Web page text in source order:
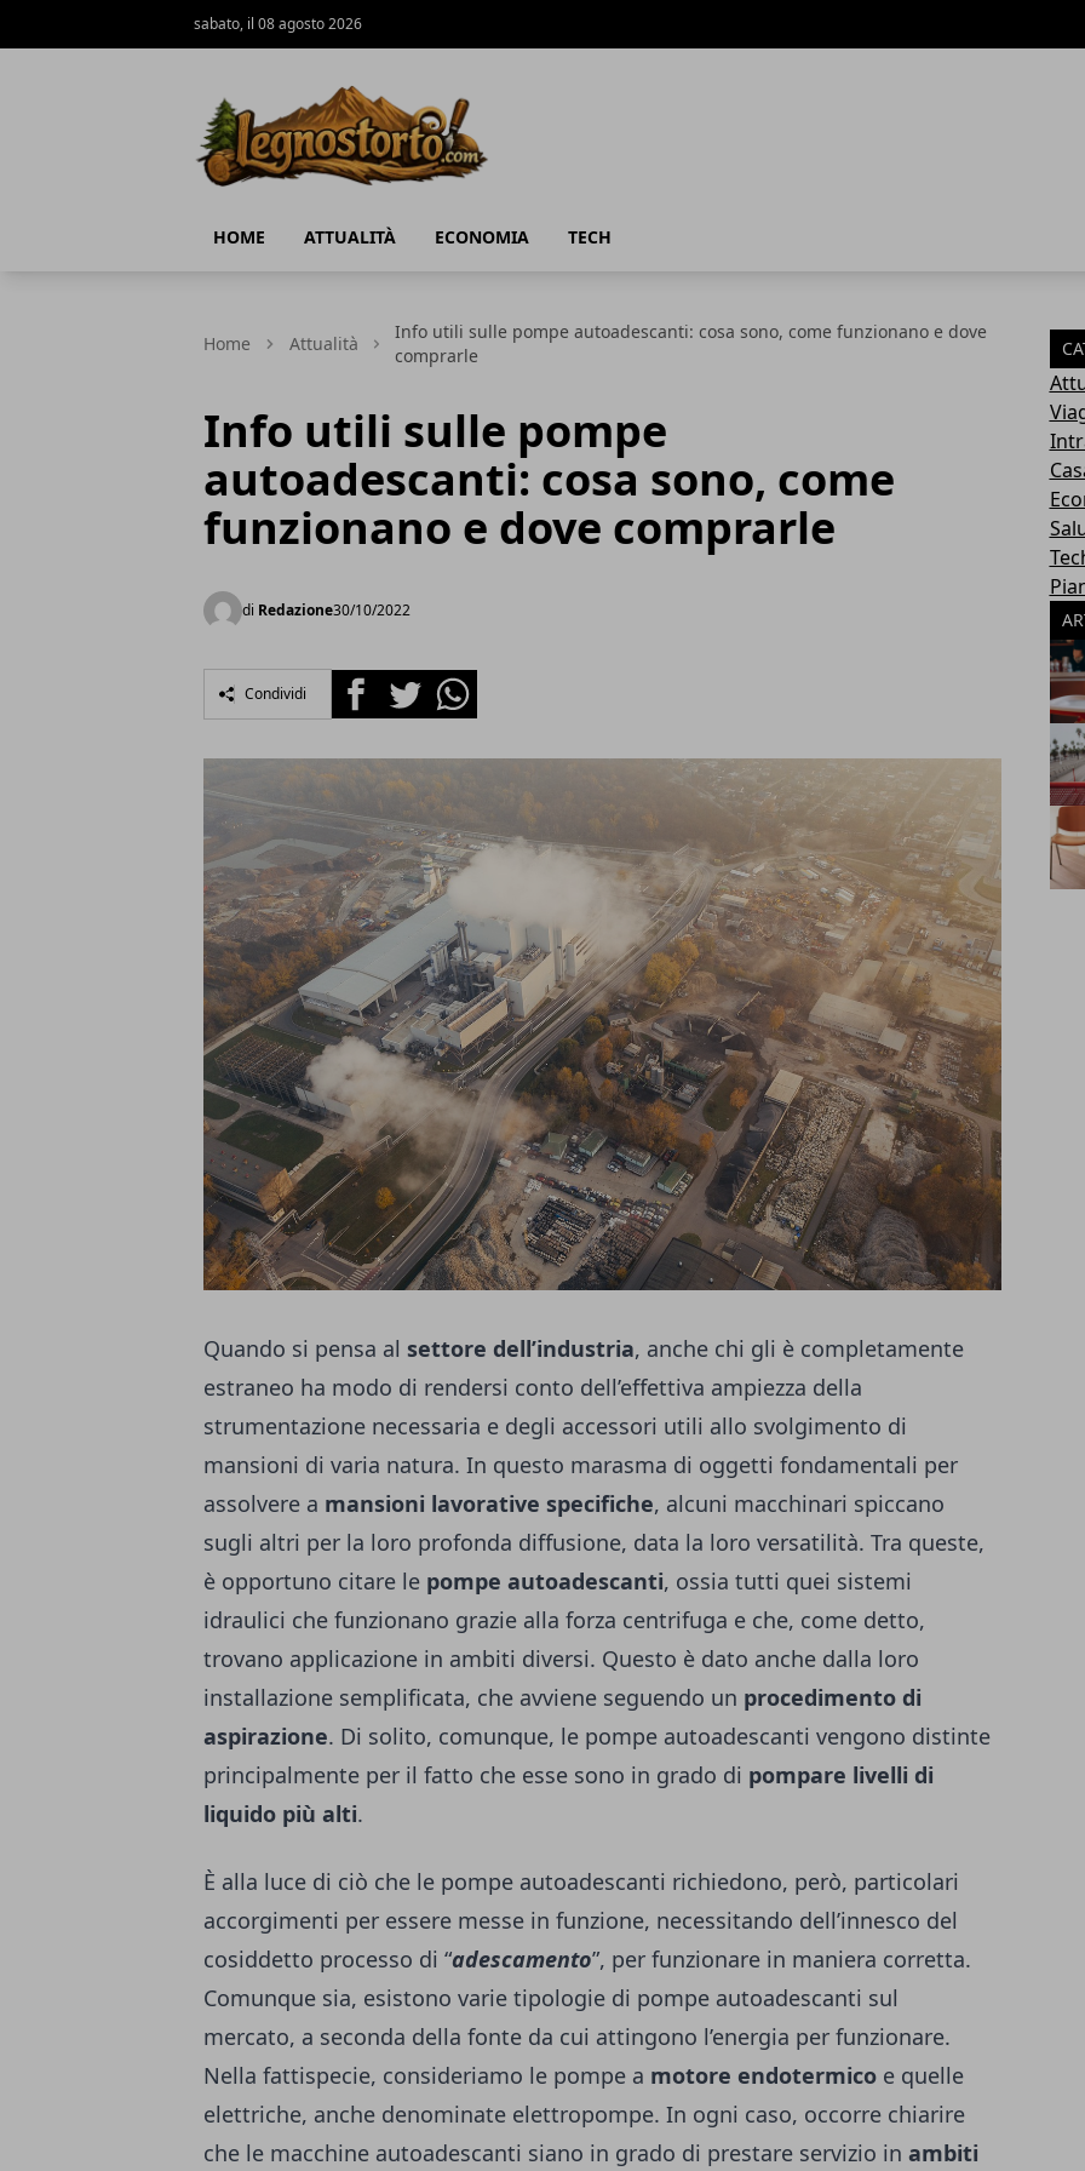
sabato, il 08 agosto 2026
HOME ATTUALITÀ ECONOMIA TECH
Home Attualità
Info utili sulle pompe autoadescanti: cosa sono, come funzionano e dove
comprarle
Info utili sulle pompe
autoadescanti: cosa sono, come
funzionano e dove comprarle
di Redazione30/10/2022
Condividi FacebookTwitterWhatsapp
Quando si pensa al settore dell’industria, anche chi gli è completamente
estraneo ha modo di rendersi conto dell’effettiva ampiezza della
strumentazione necessaria e degli accessori utili allo svolgimento di
mansioni di varia natura. In questo marasma di oggetti fondamentali per
assolvere a mansioni lavorative specifiche, alcuni macchinari spiccano
sugli altri per la loro profonda diffusione, data la loro versatilità. Tra queste,
è opportuno citare le pompe autoadescanti, ossia tutti quei sistemi
idraulici che funzionano grazie alla forza centrifuga e che, come detto,
trovano applicazione in ambiti diversi. Questo è dato anche dalla loro
installazione semplificata, che avviene seguendo un procedimento di
aspirazione. Di solito, comunque, le pompe autoadescanti vengono distinte
principalmente per il fatto che esse sono in grado di pompare livelli di
liquido più alti.
È alla luce di ciò che le pompe autoadescanti richiedono, però, particolari
accorgimenti per essere messe in funzione, necessitando dell’innesco del
cosiddetto processo di “adescamento”, per funzionare in maniera corretta.
Comunque sia, esistono varie tipologie di pompe autoadescanti sul
mercato, a seconda della fonte da cui attingono l’energia per funzionare.
Nella fattispecie, consideriamo le pompe a motore endotermico e quelle
elettriche, anche denominate elettropompe. In ogni caso, occorre chiarire
che le macchine autoadescanti siano in grado di prestare servizio in ambiti